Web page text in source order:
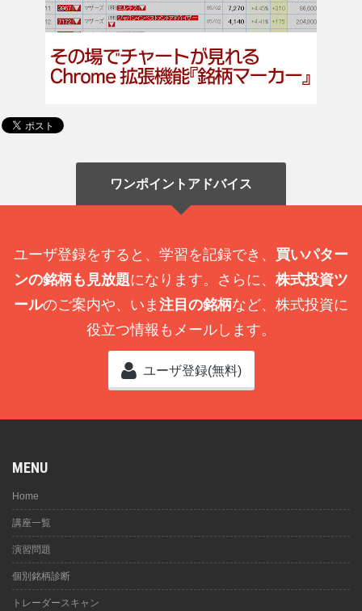
ワンポイントアドバイス
ユーザ登録をすると、学習を記録でき、 買いパター
ンの銘柄も見放題になります。さらに、 株式投資ツ
ールのご案内や、いま 注目の銘柄など、株式投資に
役立つ情報もメールします。
ユーザ登録(無料)
MENU
Home
講座一覧
演習問題
個別銘柄診断
トレーダースキャン